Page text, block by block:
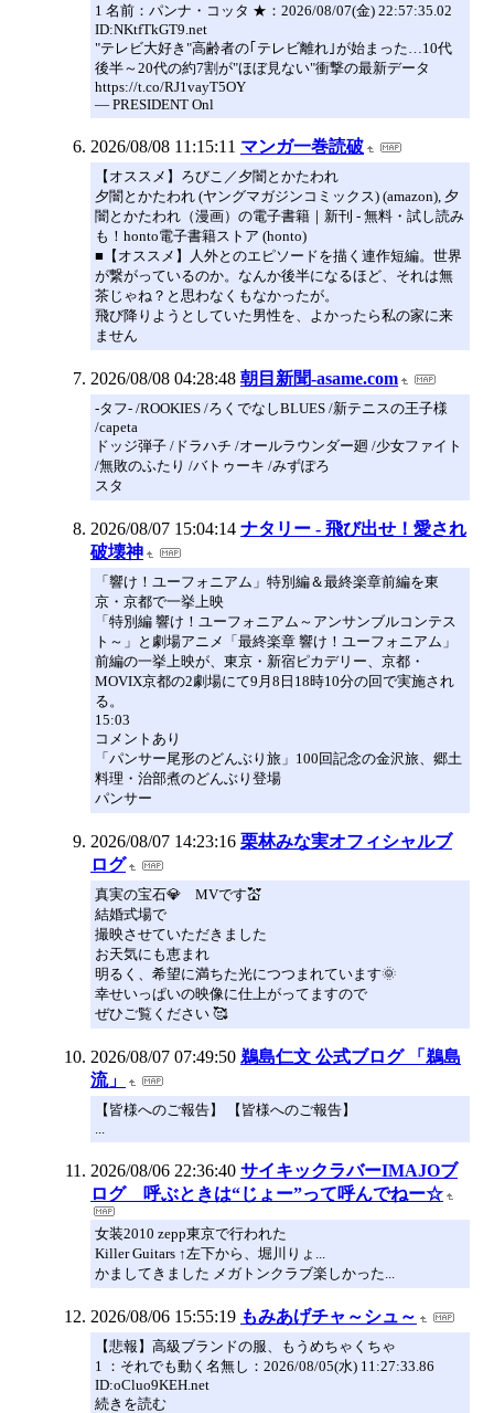
1 名前：パンナ・コッタ ★：2026/08/07(金) 22:57:35.02
ID:NKtfTkGT9.net
"テレビ大好き"高齢者の｢テレビ離れ｣が始まった…10代
後半～20代の約7割が"ほぼ見ない"衝撃の最新データ
https://t.co/RJ1vayT5OY
— PRESIDENT Onl
2026/08/08 11:15:11 マンガ一巻読破
【オススメ】ろびこ／夕闇とかたわれ
夕闇とかたわれ (ヤングマガジンコミックス) (amazon), 夕
闇とかたわれ（漫画）の電子書籍｜新刊 - 無料・試し読み
も！honto電子書籍ストア (honto)
■【オススメ】人外とのエピソードを描く連作短編。世界
が繋がっているのか。なんか後半になるほど、それは無
茶じゃね？と思わなくもなかったが。
飛び降りようとしていた男性を、よかったら私の家に来
ません
2026/08/08 04:28:48 朝目新聞-asame.com
-タフ- /ROOKIES /ろくでなしBLUES /新テニスの王子様
/capeta
ドッジ弾子 /ドラハチ /オールラウンダー廻 /少女ファイト
/無敗のふたり /バトゥーキ /みずぽろ
スタ
2026/08/07 15:04:14 ナタリー - 飛び出せ！愛され
破壊神
「響け！ユーフォニアム」特別編＆最終楽章前編を東
京・京都で一挙上映
「特別編 響け！ユーフォニアム～アンサンブルコンテス
ト～」と劇場アニメ「最終楽章 響け！ユーフォニアム」
前編の一挙上映が、東京・新宿ピカデリー、京都・
MOVIX京都の2劇場にて9月8日18時10分の回で実施され
る。
15:03
コメントあり
「パンサー尾形のどんぶり旅」100回記念の金沢旅、郷土
料理・治部煮のどんぶり登場
パンサー
2026/08/07 14:23:16 栗林みな実オフィシャルブ
ログ
真実の宝石💎 MVです💒
結婚式場で
撮映させていただきました
お天気にも恵まれ
明るく、希望に満ちた光につつまれています🌞
幸せいっぱいの映像に仕上がってますので
ぜひご覧ください 🥰
2026/08/07 07:49:50 鵜島仁文 公式ブログ 「鵜島
流」
【皆様へのご報告】 【皆様へのご報告】
2026/08/06 22:36:40 サイキックラバーIMAJOブ
ログ 呼ぶときは“じょー”って呼んでねー☆
女装2010 zepp東京で行われた
Killer Guitars ↑左下から、堀川りょ...
かましてきました メガトンクラブ楽しかった...
2026/08/06 15:55:19 もみあげチャ～シュ～
【悲報】高級ブランドの服、もうめちゃくちゃ
1 ：それでも動く名無し：2026/08/05(水) 11:27:33.86
ID:oCluo9KEH.net
続きを読む